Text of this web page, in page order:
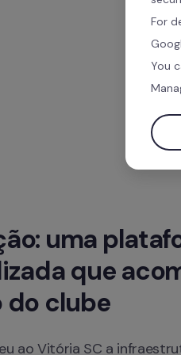
uma
que
do clube
ao Vitória SC a
For
You